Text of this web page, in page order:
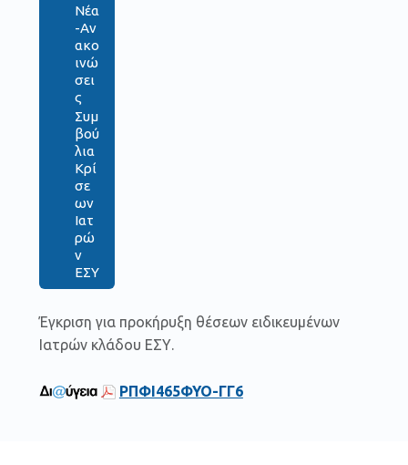
Νέα
-Αν
ακο
ινώ
σει
ς
Συμ
βού
λια
Κρί
σε
ων
Ιατ
ρώ
ν
ΕΣΥ
Έγκριση για προκήρυξη θέσεων ειδικευμένων
Ιατρών κλάδου ΕΣΥ.
ΡΠΦΙ465ΦΥΟ-ΓΓ6